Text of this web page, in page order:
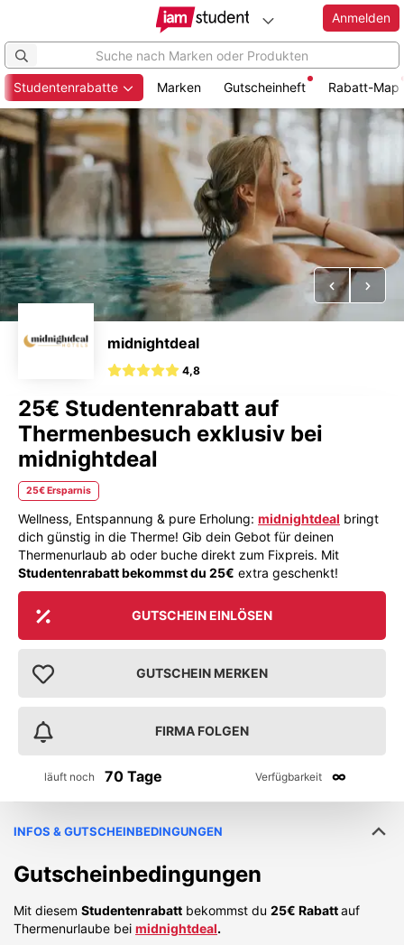
Zum
Hauptinhalt
springen
Anmelden
Studentenrabatte Marken Gutscheinheft Rabatt-Map
Vorheriges
midnightdeal
4,8
25€ Studentenrabatt auf
Thermenbesuch exklusiv bei
midnightdeal
25€ Ersparnis
Wellness, Entspannung & pure Erholung: midnightdeal bringt
dich günstig in die Therme! Gib dein Gebot für deinen
Thermenurlaub ab oder buche direkt zum Fixpreis. Mit
Studentenrabatt bekommst du 25€ extra geschenkt!
GUTSCHEIN EINLÖSEN
GUTSCHEIN MERKEN
FIRMA FOLGEN
läuft noch 70 Tage Verfügbarkeit ∞
INFOS & GUTSCHEINBEDINGUNGEN
Gutscheinbedingungen
Mit diesem Studentenrabatt bekommst du 25€ Rabattauf
Thermenurlaube bei midnightdeal.